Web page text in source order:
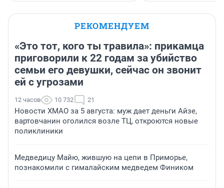
РЕКОМЕНДУЕМ
«Это тот, кого ты травила»: прикамца
приговорили к 22 годам за убийство
семьи его девушки, сейчас он звонит
ей с угрозами
12 часов 10 732 21
Новости ХМАО за 5 августа: муж дает деньги Айзе,
вартовчанин оголился возле ТЦ, откроются новые
поликлиники
Медведицу Майю, жившую на цепи в Приморье,
познакомили с гималайским медведем Фиником